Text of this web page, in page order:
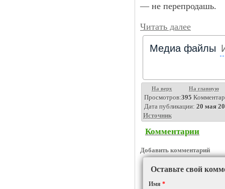
— не перепродашь.
Читать далее
Медиа файлы
На верх На главную
Просмотров:395
Дата публикации: 20 мая
Источник
Комментарии
Добавить комментарий
Оставьте свой
Имя *